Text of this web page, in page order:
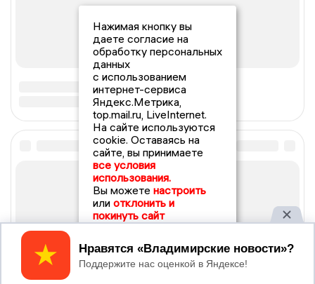
Нажимая кнопку вы
даете согласие на
обработку персональных
данных
с использованием
интернет-сервиса
Яндекс.Метрика,
top.mail.ru, LiveInternet.
На сайте используются
cookie. Оставаясь на
сайте, вы принимаете
все условия
использования.
Вы можете настроить
или отклонить и
покинуть сайт
Принять